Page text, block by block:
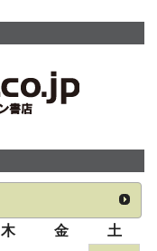
木 金
土